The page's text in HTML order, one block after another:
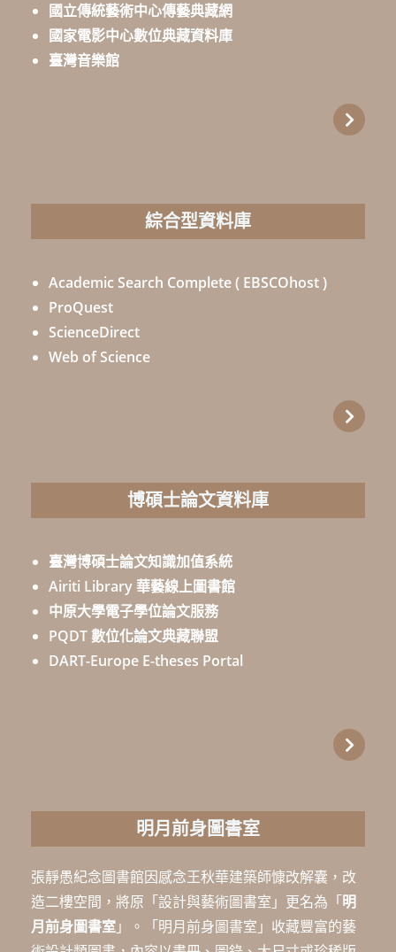
國立傳統藝術中心傳藝典藏網
國家電影中心數位典藏資料庫
臺灣音樂館
綜合型資料庫
Academic Search Complete ( EBSCOhost )
ProQuest
ScienceDirect
Web of Science
博碩士論文資料庫
臺灣博碩士論文知識加值系統
Airiti Library 華藝線上圖書館
中原大學電子學位論文服務
PQDT 數位化論文典藏聯盟
DART-Europe E-theses Portal
明月前身圖書室
張靜愚紀念圖書館因感念王秋華建築師慷改解囊，改
造二樓空間，將原「設計與藝術圖書室」更名為「明
月前身圖書室」。「明月前身圖書室」收藏豐富的藝